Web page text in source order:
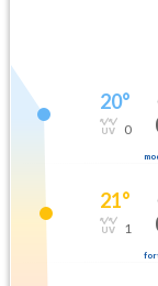
20°
0
21°
1